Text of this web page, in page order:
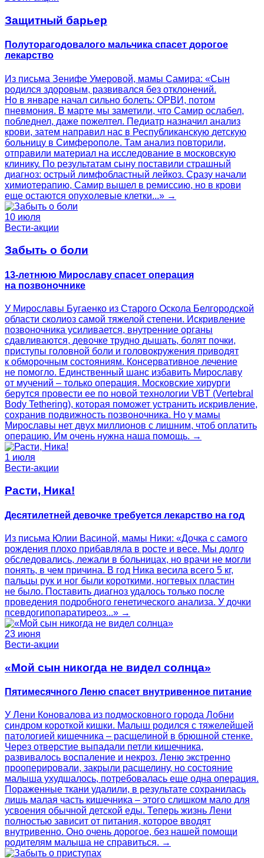
Защитный барьер
Полуторагодовалого мальчика спасет дорогое
лекарство
Из письма Зенифе Умеровой, мамы Самира: «Сын
родился здоровым, развивался без отклонений.
Но в январе начал сильно болеть: ОРВИ, потом
пневмония. В марте мы заметили, что Самир ослабел,
побледнел, даже пожелтел. Педиатр назначил анализ
крови, затем направил нас в Республиканскую детскую
больницу в Симферополе. Там анализ повторили,
отправили материал на исследование в московскую
клинику. По результатам сыну поставили страшный
диагноз: острый лимфобластный лейкоз. Сразу начали
химиотерапию, Самир вышел в ремиссию, но в крови
еще остаются опухолевые клетки...» →
10 июля
Вести-акции
Забыть о боли
13-летнюю Мирославу спасет операция
на позвоночнике
У Мирославы Бугаенко из Старого Оскола Белгородской
области сколиоз самой тяжелой степени. Искривление
позвоночника усиливается, внутренние органы
сдавливаются, девочке трудно дышать, болят почки,
приступы головной боли и головокружения приводят
к обморочным состояниям. Консервативное лечение
не помогло. Единственный шанс избавить Мирославу
от мучений – только операция. Московские хирурги
берутся провести ее по новой технологии VBT (Vertebral
Body Tethering), которая поможет устранить искривление,
сохранив подвижность позвоночника. Но у мамы
Мирославы нет двух миллионов с лишним, чтоб оплатить
операцию. Им очень нужна наша помощь. →
1 июля
Вести-акции
Расти, Ника!
Десятилетней девочке требуется лекарство на год
Из письма Юлии Васиной, мамы Ники: «Дочка с самого
рождения плохо прибавляла в росте и весе. Мы долго
обследовались, лежали в больницах, но врачи не могли
понять, в чем причина. В год Ника весила всего 5 кг,
пальцы рук и ног были короткими, ногтевых пластин
не было. Поставить диагноз удалось только после
проведения подробного генетического анализа. У дочки
псевдогипопаратиреоз...» →
23 июня
Вести-акции
«Мой сын никогда не видел солнца»
Пятимесячного Леню спасет внутривенное питание
У Лени Коновалова из подмосковного города Лобни
синдром короткой кишки. Малыш родился с тяжелейшей
патологией кишечника – расщелиной в брюшной стенке.
Через отверстие выпадали петли кишечника,
развивалось воспаление и некроз. Леню экстренно
прооперировали, закрыли расщелину, но состояние
малыша ухудшалось, потребовалась еще одна операция.
Пораженные ткани удалили, в результате сохранилась
лишь малая часть кишечника – этого слишком мало для
усвоения обычной детской еды. Теперь жизнь Лени
полностью зависит от питания, которое вводят
внутривенно. Оно очень дорогое, без нашей помощи
родителям малыша не справиться. →